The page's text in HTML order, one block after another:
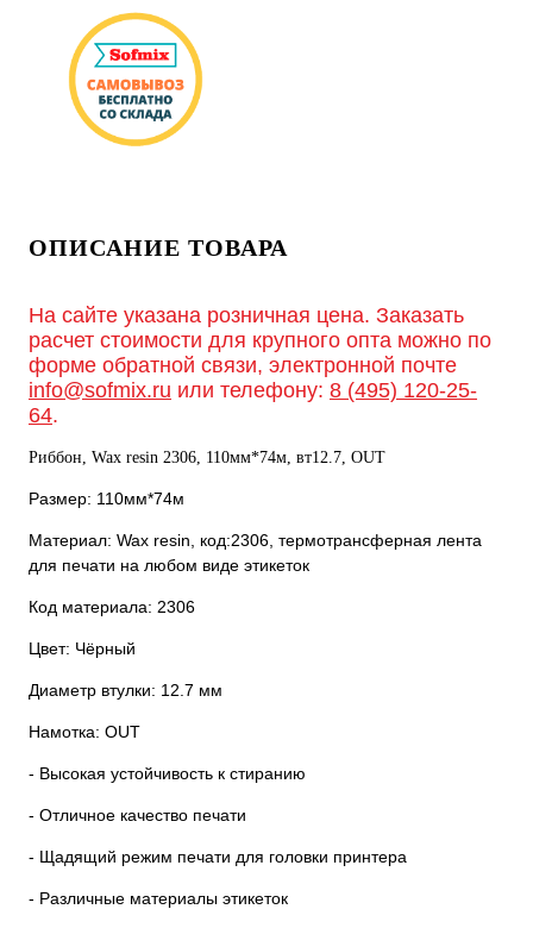
ОПИСАНИЕ ТОВАРА
На сайте указана розничная цена. Заказать
расчет стоимости для крупного опта можно по
форме обратной связи, электронной почте
info@sofmix.ru или телефону: 8 (495) 120-25-
64.
Риббон, Wax resin 2306, 110мм*74м, вт12.7, OUT
Размер: 110мм*74м
Материал: Wax resin, код:2306, термотрансферная лента
для печати на любом виде этикеток
Код материала: 2306
Цвет: Чёрный
Диаметр втулки: 12.7 мм
Намотка: OUT
- Высокая устойчивость к стиранию
- Отличное качество печати
- Щадящий режим печати для головки принтера
- Различные материалы этикеток